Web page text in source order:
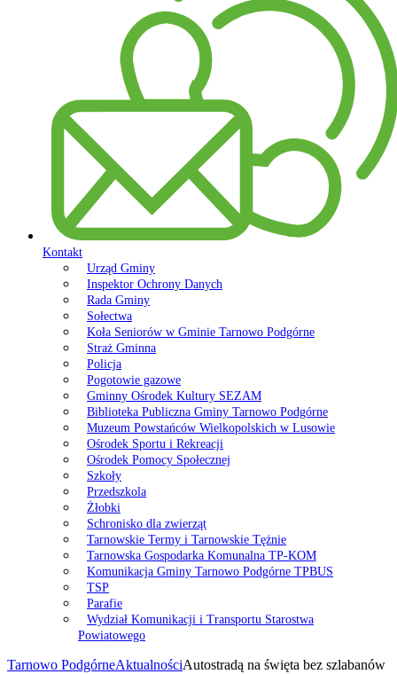
Kontakt
Urząd Gminy
Inspektor Ochrony Danych
Rada Gminy
Sołectwa
Koła Seniorów w Gminie Tarnowo Podgórne
Straż Gminna
Policja
Pogotowie gazowe
Gminny Ośrodek Kultury SEZAM
Biblioteka Publiczna Gminy Tarnowo Podgórne
Muzeum Powstańców Wielkopolskich w Lusowie
Ośrodek Sportu i Rekreacji
Ośrodek Pomocy Społecznej
Szkoły
Przedszkola
Żłobki
Schronisko dla zwierząt
Tarnowskie Termy i Tarnowskie Tężnie
Tarnowska Gospodarka Komunalna TP-KOM
Komunikacja Gminy Tarnowo Podgórne TPBUS
TSP
Parafie
Wydział Komunikacji i Transportu Starostwa
Powiatowego
Tarnowo PodgórneAktualnościAutostradą na święta bez szlabanów